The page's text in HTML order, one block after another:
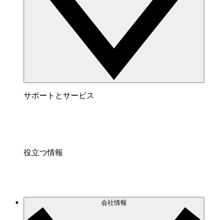
サポートとサービス
役立つ情報
会社情報